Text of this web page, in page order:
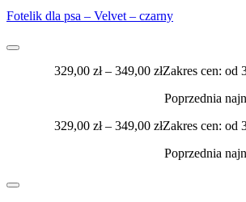
Fotelik dla psa – Velvet – czarny
329,00 zł – 349,00 złZakres cen: od
Poprzednia
329,00 zł – 349,00 złZakres cen: od
Poprzednia